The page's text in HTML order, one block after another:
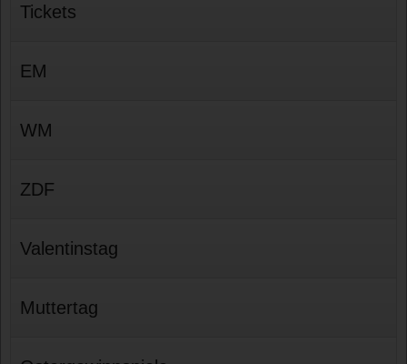
Tickets
EM
WM
ZDF
Valentinstag
Muttertag